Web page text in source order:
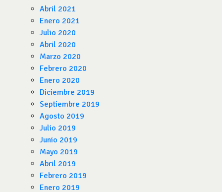
Abril 2021
Enero 2021
Julio 2020
Abril 2020
Marzo 2020
Febrero 2020
Enero 2020
Diciembre 2019
Septiembre 2019
Agosto 2019
Julio 2019
Junio 2019
Mayo 2019
Abril 2019
Febrero 2019
Enero 2019